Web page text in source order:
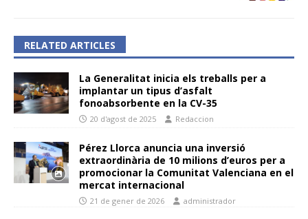
RELATED ARTICLES
La Generalitat inicia els treballs per a
implantar un tipus d’asfalt
fonoabsorbente en la CV-35
20 d'agost de 2025 Redaccion
Pérez Llorca anuncia una inversió
extraordinària de 10 milions d’euros per a
promocionar la Comunitat Valenciana en el
mercat internacional
21 de gener de 2026 administrador